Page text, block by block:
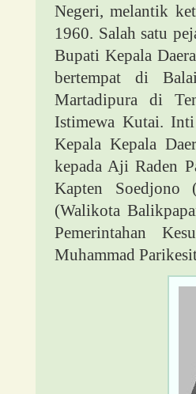
Negeri, melantik
1960. Salah satu
Bupati Kepala
bertempat di
Martadipura di
Istimewa Kutai.
Kepala Kepala
kepada Aji Raden
Kapten Soedjono
(Walikota
Pemerintahan
Muhammad